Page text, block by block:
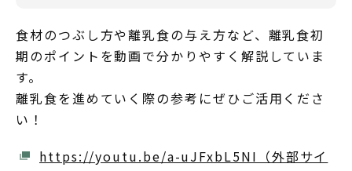
食材のつぶし方や離乳食の与え方など、離乳食初
期のポイントを動画で分かりやすく解説していま
す。
離乳食を進めていく際の参考にぜひご活用くださ
い！
https://youtu.be/a-uJFxbL5NI（外部サイ